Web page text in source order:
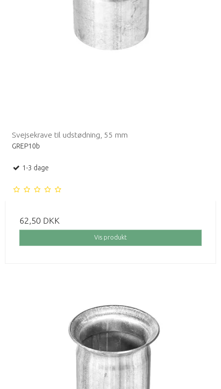
Svejsekrave til udstødning, 55 mm
GREP10b
1-3 dage
62,50 DKK
Vis produkt